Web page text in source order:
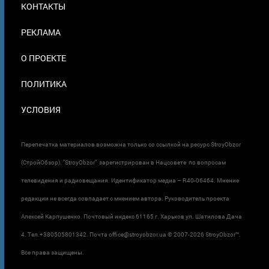
В
КОНТАКТЫ
РЕКЛАМА
О ПРОЕКТЕ
ПОЛИТИКА
УСЛОВИЯ
Перепечатка материалов возможна только со ссылкой на ресурс StroyObzor
(СтройОбзор). "StroyObzor" зарегистрирован в Нацсовете по вопросам
телевидения и радиовещания. Идентификатор медиа – R40-06464. Мнение
редакции не всегда совпадает с мнением автора. Руководитель проекта
Алексей Карпушенко. Почтовый индекс 61165 г. Харьков ул. Шатилова Дача
4. Тел.+380505801342. Почта office@stroyobzor.ua © 2007-2026 StroyObzor™.
Все права защищены.